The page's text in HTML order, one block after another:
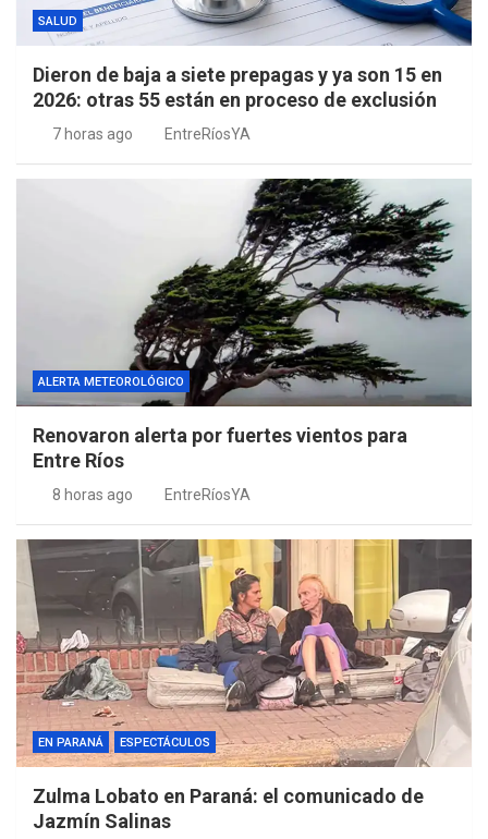
SALUD
Dieron de baja a siete prepagas y ya son 15 en
2026: otras 55 están en proceso de exclusión
7 horas ago EntreRíosYA
ALERTA METEOROLÓGICO
Renovaron alerta por fuertes vientos para
Entre Ríos
8 horas ago EntreRíosYA
EN PARANÁ ESPECTÁCULOS
Zulma Lobato en Paraná: el comunicado de
Jazmín Salinas